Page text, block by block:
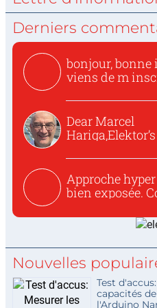
Derniers
bonjour, bonne
viens de m
Dear Marcel
Approche
bien exposée.
Nouvelles
Test
capacités
l'Arduino